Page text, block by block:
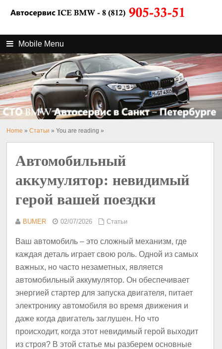
Mobile Menu
Home »Статьи » You are reading »
Автомобильный
аккумулятор: невидимый
герой вашей поездки
BUMER 02/07/2026 Статьи
Ваш автомобиль – это сложный механизм, где
каждая деталь играет свою роль. Одной из самых
важных, но часто незаметных, является
автомобильный аккумулятор. Он обеспечивает
энергией стартер для запуска двигателя, питает
электронику автомобиля во время движения и
даже когда двигатель заглушен. Но что
происходит, когда этот невидимый герой выходит
из строя? В этой статье мы разберем основные